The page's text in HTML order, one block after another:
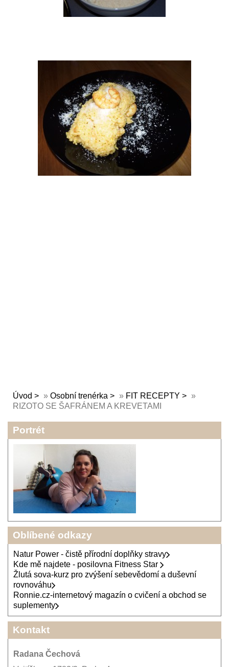
Úvod » Osobní trenérka » FIT RECEPTY
»
RIZOTO SE ŠAFRÁNEM A KREVETAMI
Portrét
Oblíbené odkazy
Natur Power - čistě přírodní doplňky stravy
Kde mě najdete - posilovna Fitness Star
Žlutá sova-kurz pro zvýšení sebevědomí a duševní
rovnováhu
Ronnie.cz-internetový magazín o cvičení a obchod se
suplementy
Kontakt
Radana Čechová